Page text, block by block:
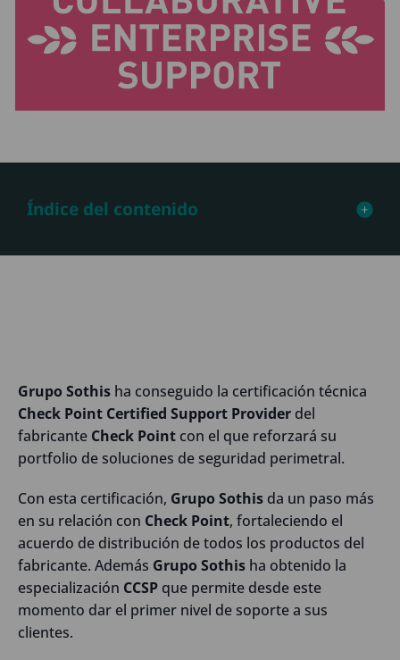
Índice del contenido
Grupo Sothis ha conseguido la certificación técnica
Check Point Certified Support Provider del
fabricante Check Point con el que reforzará su
portfolio de soluciones de seguridad perimetral.
Con esta certificación, Grupo Sothis da un paso más
en su relación con Check Point, fortaleciendo el
acuerdo de distribución de todos los productos del
fabricante. Además Grupo Sothis ha obtenido la
especialización CCSP que permite desde este
momento dar el primer nivel de soporte a sus
clientes.